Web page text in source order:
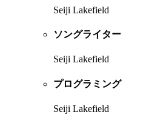
Seiji Lakefield
ソングライター
Seiji Lakefield
プログラミング
Seiji Lakefield